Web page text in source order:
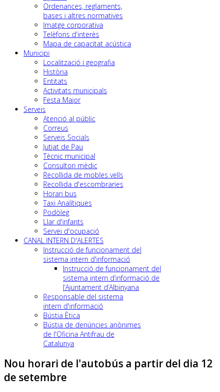
Ordenances, reglaments,
bases i altres normatives
Imatge corporativa
Telèfons d'interès
Mapa de capacitat acústica
Municipi
Localització i geografia
Història
Entitats
Activitats municipals
Festa Major
Serveis
Atenció al públic
Correus
Serveis Socials
Jutjat de Pau
Tècnic municipal
Consultori mèdic
Recollida de mobles vells
Recollida d'escombraries
Horari bus
Taxi Analítiques
Podòleg
Llar d'infants
Servei d'ocupació
CANAL INTERN D'ALERTES
Instrucció de funcionament del
sistema intern d'informació
Instrucció de funcionament del
sistema intern d’informació de
l’Ajuntament d’Albinyana
Responsable del sistema
intern d'informació
Bústia Ètica
Bústia de denúncies anònimes
de l'Oficina Antifrau de
Catalunya
Nou horari de l'autobús a partir del dia 12
de setembre